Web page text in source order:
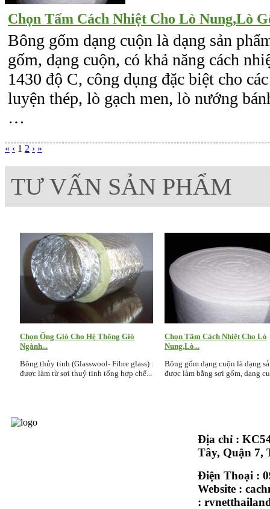
Chọn Tấm Cách Nhiệt Cho Lò Nung,Lò
Bông gốm dạng cuộn là dạng sản
gốm, dạng cuộn, có khả năng cách
1430 độ C, công dụng đặc biệt cho
luyện thép, lò gạch men, lò nướng
…
« ‹ 1 2 › »
TƯ VẤN SẢN PHẨM
Chọn Ống Gió Cho Hệ Thống Gió
Ngành...
Bông thủy tinh (Glasswool- Fibre glass) :
được làm từ sợi thuỷ tinh tổng hợp chế...
Chọn Tấm Cách Nhiệt Cho Lò
Nung,Lò...
Bông gốm dạng cuộn là dạng
được làm bằng sợi gốm, dạng
Địa chỉ :
Tây, Quận 7,
Điện Thoại :
Website :
: